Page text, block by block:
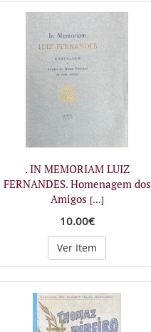
. IN MEMORIAM LUIZ
FERNANDES. Homenagem dos
Amigos [...]
10.00€
Ver Item